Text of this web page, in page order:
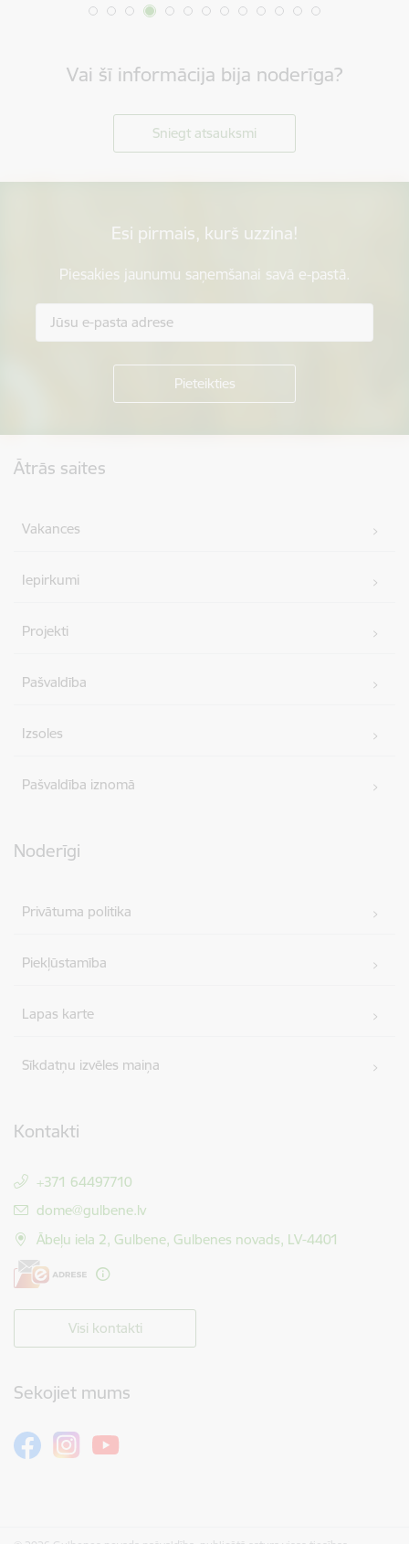
Vai šī informācija bija noderīga?
Sniegt atsauksmi
Esi pirmais, kurš uzzina!
Piesakies jaunumu saņemšanai savā e-pastā.
Ātrās saites
Vakances
Iepirkumi
Projekti
Pašvaldība
Izsoles
Pašvaldība iznomā
Noderīgi
Privātuma politika
Piekļūstamība
Lapas karte
Sīkdatņu izvēles maiņa
Kontakti
+371 64497710
E-pasts:
dome@gulbene.lv
Ābeļu iela 2, Gulbene, Gulbenes novads, LV-4401
Visi kontakti
Sekojiet mums